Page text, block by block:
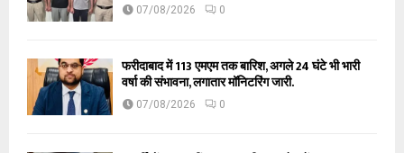
07/08/2026 0
फरीदाबाद में 113 एमएम तक बारिश, अगले 24 घंटे भी भारी
वर्षा की संभावना, लगातार मॉनिटरिंग जारी.
07/08/2026 0